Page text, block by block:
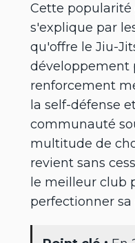
Cette popularité
s'explique par
qu'offre le Jiu-
développement
renforcement
la self-défense
communauté
multitude de
revient sans
le meilleur club
perfectionner